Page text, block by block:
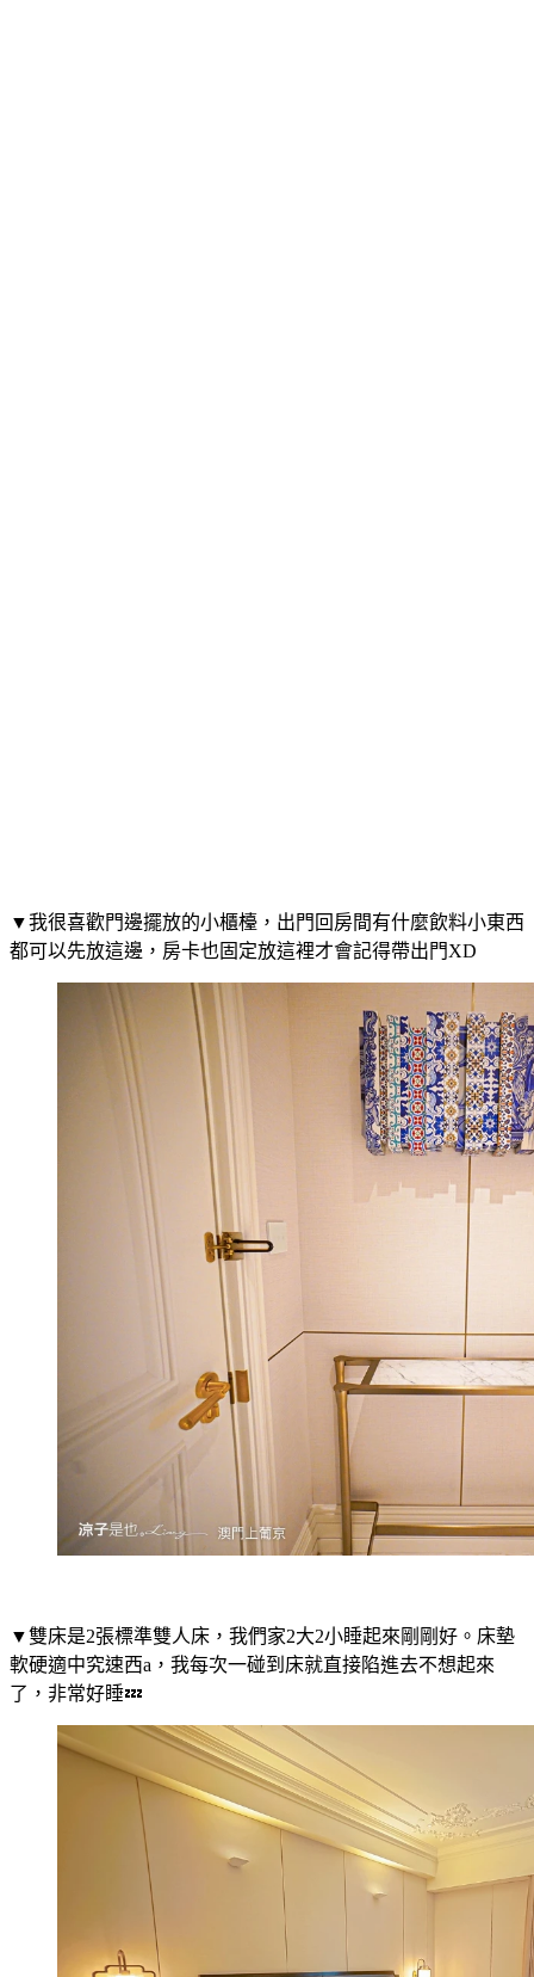
▼我很喜歡門邊擺放的小櫃檯，出門回房間有什麼飲料小東西
都可以先放這邊，房卡也固定放這裡才會記得帶出門XD
▼雙床是2張標準雙人床，我們家2大2小睡起來剛剛好。床墊
軟硬適中究速西a，我每次一碰到床就直接陷進去不想起來
了，非常好睡💤